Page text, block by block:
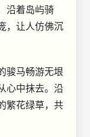
沿着岛屿骑
，让人仿佛沉
骏马畅游无垠
心中抹去。沿
繁花绿草，共